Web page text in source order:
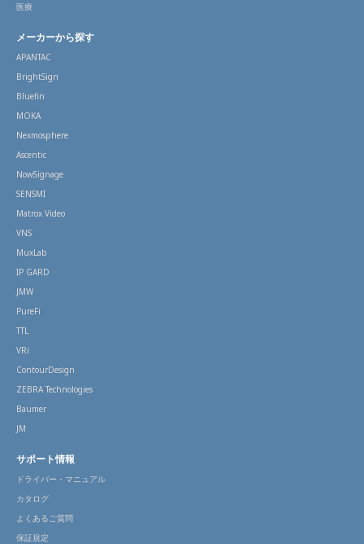
医療
メーカーから探す
APANTAC
BrightSign
Bluefin
MOKA
Nexmosphere
Ascentic
NowSignage
SENSMI
Matrox Video
VNS
MuxLab
IP GARD
JMW
PureFi
TTL
VRi
ContourDesign
ZEBRA Technologies
Baumer
JM
サポート情報
ドライバー・マニュアル
カタログ
よくあるご質問
保証規定